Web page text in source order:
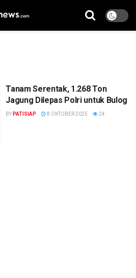
Tanam Serentak, 1.268 Ton
Jagung Dilepas Polri untuk Bulog
BY PATISIAP 8 OKTOBER 2025 24